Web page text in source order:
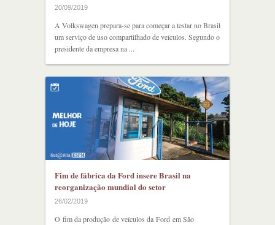
20/09/2019
A Volkswagen prepara-se para começar a testar no Brasil
um serviço de uso compartilhado de veículos. Segundo o
presidente da empresa na ...
Fim de fábrica da Ford insere Brasil na
reorganização mundial do setor
26/02/2019
O fim da produção de veículos da Ford em São